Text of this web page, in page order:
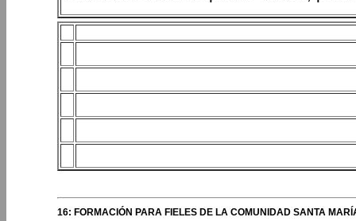
16: FORMACIÓN PARA FIELES DE LA COMUNIDAD SANTA